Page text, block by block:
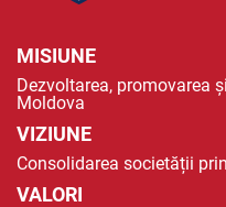
MISIUNE
Dezvoltarea, promovarea
Moldova
VIZIUNE
Consolidarea societății
VALORI